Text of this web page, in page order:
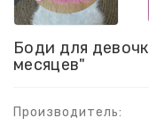
Боди для
месяцев"
Производитель: